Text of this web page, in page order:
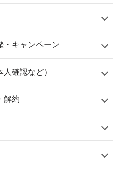
・キャンペーン
確認など）
解約